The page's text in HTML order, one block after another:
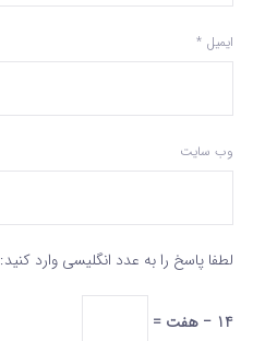
ایمیل *
وب‌ سایت
لطفا پاسخ را به عدد انگلیسی وارد کنید:
14 − هفت =